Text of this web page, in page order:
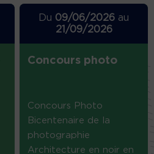
Du 09/06/2026 au
21/09/2026
Concours photo
Concours Photo
Bicentenaire de la
photographie
Architecture en noir en